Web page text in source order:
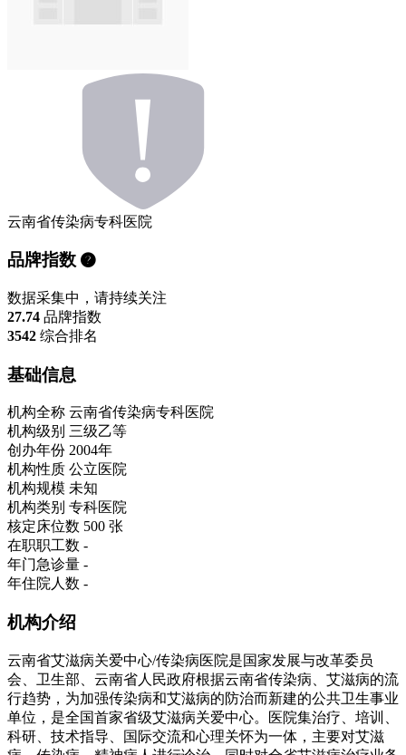
云南省传染病专科医院
品牌指数
数据采集中，请持续关注
27.74 品牌指数
3542 综合排名
基础信息
机构全称 云南省传染病专科医院
机构级别 三级乙等
创办年份 2004年
机构性质 公立医院
机构规模 未知
机构类别 专科医院
核定床位数 500 张
在职职工数 -
年门急诊量 -
年住院人数 -
机构介绍
云南省艾滋病关爱中心/传染病医院是国家发展与改革委员
会、卫生部、云南省人民政府根据云南省传染病、艾滋病的流
行趋势，为加强传染病和艾滋病的防治而新建的公共卫生事业
单位，是全国首家省级艾滋病关爱中心。医院集治疗、培训、
科研、技术指导、国际交流和心理关怀为一体，主要对艾滋